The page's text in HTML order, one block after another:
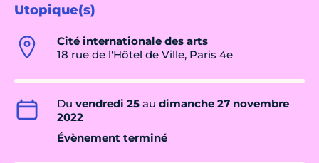
Utopique(s)
Cité internationale des arts
18 rue de l'Hôtel de Ville, Paris 4e
Du vendredi 25 au dimanche 27 novembre
2022
Évènement terminé